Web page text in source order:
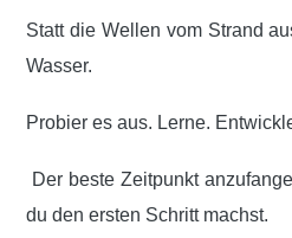
Statt die Wellen vom Strand
Wasser.
Probier es aus. Lerne.
Der beste Zeitpunkt
du den ersten Schritt machst.